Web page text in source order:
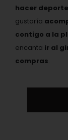
hacer
gustaría
contigo a la
encanta ir al
compras.